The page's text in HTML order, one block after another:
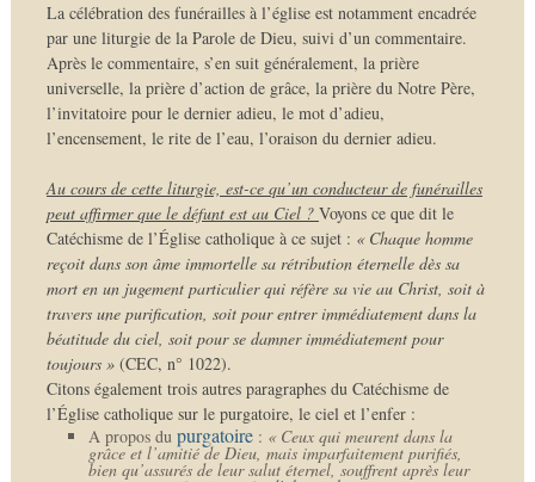
La célébration des funérailles à l’église est notamment encadrée
par une liturgie de la Parole de Dieu, suivi d’un commentaire.
Après le commentaire, s’en suit généralement, la prière
universelle, la prière d’action de grâce, la prière du Notre Père,
l’invitatoire pour le dernier adieu, le mot d’adieu,
l’encensement, le rite de l’eau, l’oraison du dernier adieu.
Au cours de cette liturgie, est-ce qu’un conducteur de funérailles
peut affirmer que le défunt est au Ciel ? Voyons ce que dit le
Catéchisme de l’Église catholique à ce sujet : « Chaque homme
reçoit dans son âme immortelle sa rétribution éternelle dès sa
mort en un jugement particulier qui réfère sa vie au Christ, soit à
travers une purification, soit pour entrer immédiatement dans la
béatitude du ciel, soit pour se damner immédiatement pour
toujours »(CEC, n° 1022).
Citons également trois autres paragraphes du Catéchisme de
l’Église catholique sur le purgatoire, le ciel et l’enfer :
A propos du purgatoire: « Ceux qui meurent dans la
grâce et l’amitié de Dieu, mais imparfaitement purifiés,
bien qu’assurés de leur salut éternel, souffrent après leur